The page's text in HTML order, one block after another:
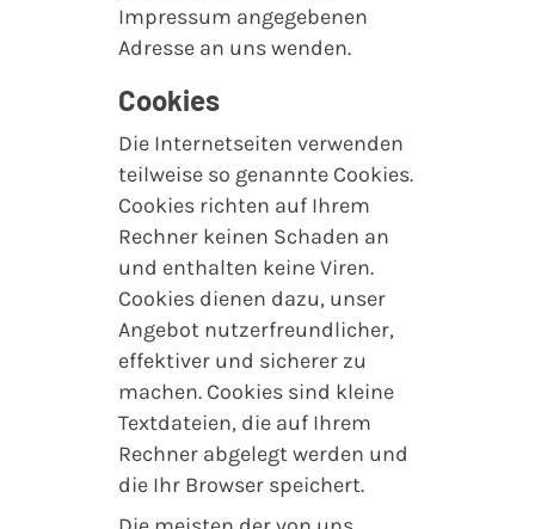
Impressum angegebenen
Adresse an uns wenden.
Cookies
Die Internetseiten verwenden
teilweise so genannte Cookies.
Cookies richten auf Ihrem
Rechner keinen Schaden an
und enthalten keine Viren.
Cookies dienen dazu, unser
Angebot nutzerfreundlicher,
effektiver und sicherer zu
machen. Cookies sind kleine
Textdateien, die auf Ihrem
Rechner abgelegt werden und
die Ihr Browser speichert.